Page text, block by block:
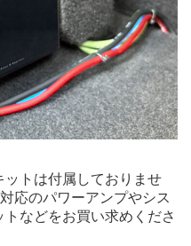
トは付属しておりませ
応のパワーアンプやシス
などをお買い求めくださ